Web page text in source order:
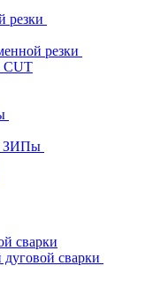
резки
резки
CUT
ЗИПы
сварки
сварки